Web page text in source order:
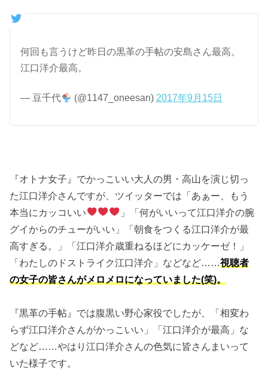
何回も言うけど昨日の黒革の手帖の安島さん最高。
江口洋介最高。
— 豆千代 (@1147_oneesan) 2017年9月15日
『オトナ女子』でかっこいい大人の男・高山を演じ切っ
た江口洋介さんですが、ツイッターでは「あぁー、もう
本当にカッコいい
」「何がいいって江口洋介の腕
グイからのチューがいい」「朝食をつくる江口洋介が最
高すぎる。」「江口洋介歳重ねるほどにカッケーゼ！」
「わたしのドストライク江口洋介」などなど……視聴者
の女子の皆さんがメロメロになっていました(笑)。
『黒革の手帖』では腹黒い野心家役でしたが、「相変わ
らず江口洋介さんがかっこいい」「江口洋介が最高」な
どなど……やはり江口洋介さんの色気に皆さんまいって
いた様子です。